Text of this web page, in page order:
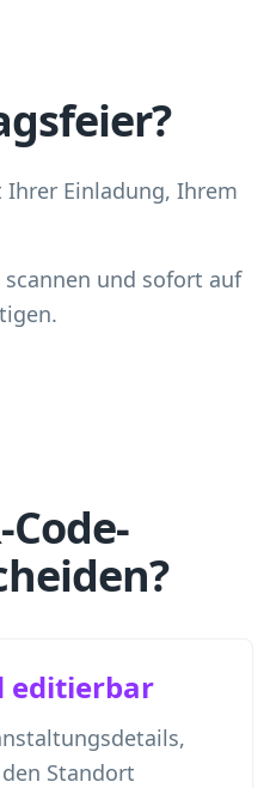
Ihrer Einladung, Ihrem
und sofort auf
editierbar
Standort